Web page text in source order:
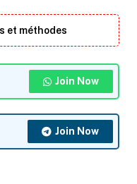
et méthodes
Join Now
Join Now